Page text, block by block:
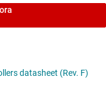
datasheet (Rev. F)